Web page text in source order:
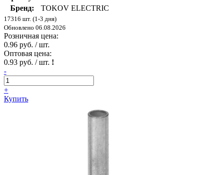
Бренд:
TOKOV ELECTRIC
17316 шт. (1-3 дня)
Обновлено 06.08.2026
Розничная цена:
0.96 руб. / шт.
Оптовая цена:
0.93 руб. / шт. !
-
+
Купить